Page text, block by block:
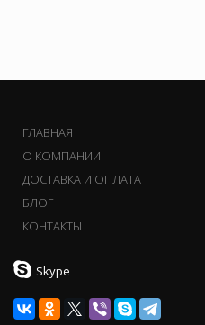
ГЛАВНАЯ
О КОМПАНИИ
ДОСТАВКА И ОПЛАТА
БЛОГ
КОНТАКТЫ
Skype